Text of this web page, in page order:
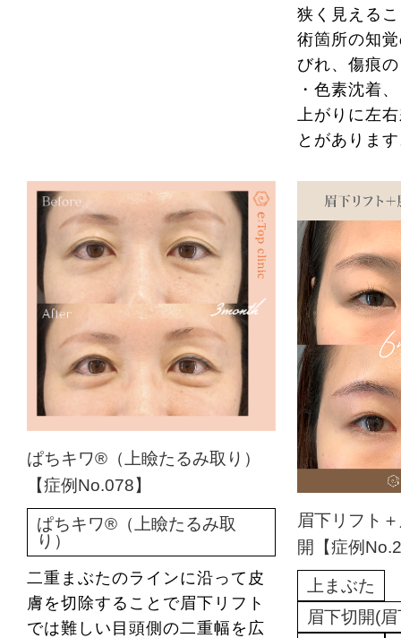
狭く見える
術箇所の知
びれ、傷痕
・色素沈着
上がりに左
とがありま
ぱちキワ®（上瞼たるみ取り）
【症例No.078】
ぱちキワ®（上瞼たるみ取
り）
二重まぶたのラインに沿って皮
膚を切除することで眉下リフト
では難しい目頭側の二重幅を広
眉下リフト
開【症例
上まぶた
眉下切開(